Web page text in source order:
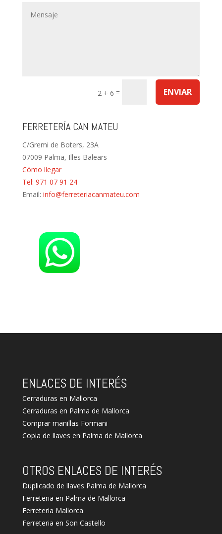
2 + 6 = ENVIAR
FERRETERÍA CAN MATEU
C/Gremi de Boters, 23A
07009 Palma, Illes Balears
Cómo llegar
Tel: 971 07 91 24
Email: info@ferreteriacanmateu.com
ENLACES DE INTERÉS
Cerraduras en Mallorca
Cerraduras en Palma de Mallorca
Comprar manillas Formani
Copia de llaves en Palma de Mallorca
OTROS ENLACES DE INTERÉS
Duplicado de llaves Palma de Mallorca
Ferreteria en Palma de Mallorca
Ferreteria Mallorca
Ferreteria en Son Castello